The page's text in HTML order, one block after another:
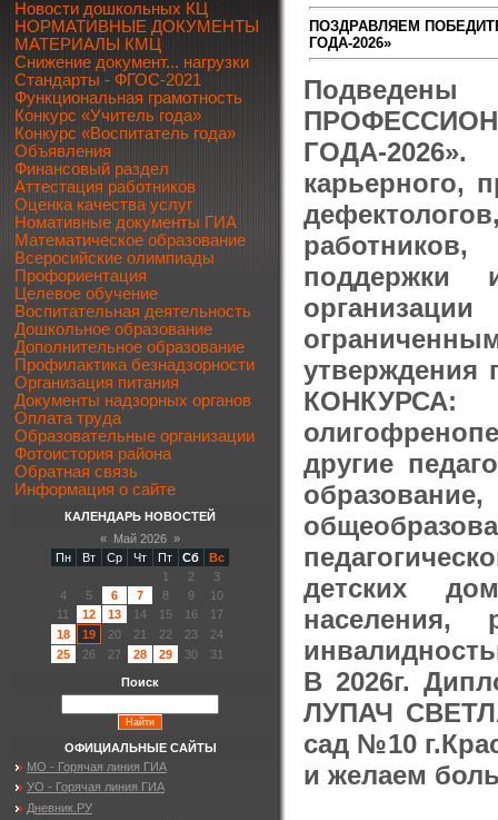
ПОЗДРАВЛЯЕМ
ГОДА-2026»
ГОДА-
карьерного,
поддержки
утверждения
КОНКУРСА:
другие
детских
В 2026г.
ЛУПАЧ
сад №10
и желаем
Новости дошкольных КЦ
НОРМАТИВНЫЕ ДОКУМЕНТЫ
МАТЕРИАЛЫ КМЦ
Снижение документ... нагрузки
Стандарты - ФГОС-2021
Функциональная грамотность
Конкурс «Учитель года»
Конкурс «Воспитатель года»
Объявления
Финансовый раздел
Аттестация работников
Оценка качества услуг
Номативные документы ГИА
Математическое образование
Всеросийские олимпиады
Профориентация
Целевое обучение
Воспитательная деятельность
Дошкольное образование
Дополнительное образование
Профилактика безнадзорности
Организация питания
Документы надзорных органов
Оплата труда
Образовательные организации
Фотоистория района
Обратная связь
Информация о сайте
КАЛЕНДАРЬ НОВОСТЕЙ
« Май 2026 »
Пн
Вт Ср Чт Пт Сб
Вс
1
2
3
4
5 6 7 8 9
10
11
12 13 14 15 16
17
18
19 20 21 22 23
24
25
26 27 28 29 30 31
Поиск
ОФИЦИАЛЬНЫЕ САЙТЫ
МО - Горячая линия ГИА
УО - Горячая линия ГИА
Дневник.РУ